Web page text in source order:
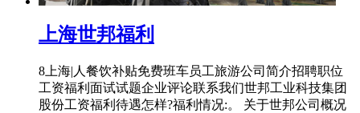
上海世邦福利
8上海|人餐饮补贴免费班车员工旅游公司简介招聘职位
工资福利面试试题企业评论联系我们世邦工业科技集团
股份工资福利待遇怎样?福利情况:。 关于世邦公司概况